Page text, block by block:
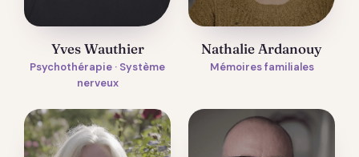
Yves Wauthier
Psychothérapie · Système
nerveux
Nathalie Ardanouy
Mémoires familiales